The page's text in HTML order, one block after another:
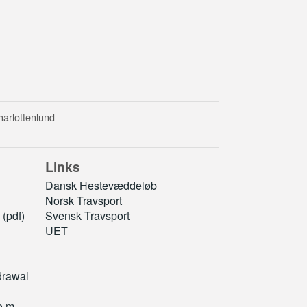
Links
Dansk Hestevæddeløb
Norsk Travsport
Svensk Travsport
UET